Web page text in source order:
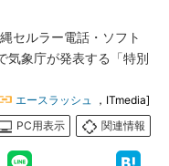
セルラー電話・ソフト
気象庁が発表する「特別
エースラッシュ ，ITmedia]
PC用表示
関連情報